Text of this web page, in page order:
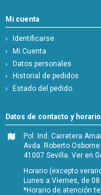
Mi cuenta
Identificarse
Mi Cuenta
Datos personales
Historial de pedidos
Estado del pedido
Datos de contacto y horario
Pol. Ind. Carretera
Avda. Roberto Osborne
41007 Sevilla.Ver en
Horario (excepto
Lunes a Viernes, de
*Horario de atención